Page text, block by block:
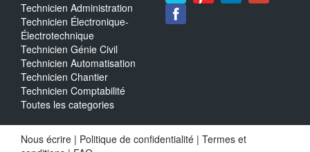
Technicien Administration
Technicien Électronique-
Électrotechnique
Technicien Génie Civil
Technicien Automatisation
Technicien Chantier
Technicien Comptabilité
Toutes les categories
Nous écrire | Politique de confidentialité | Termes et